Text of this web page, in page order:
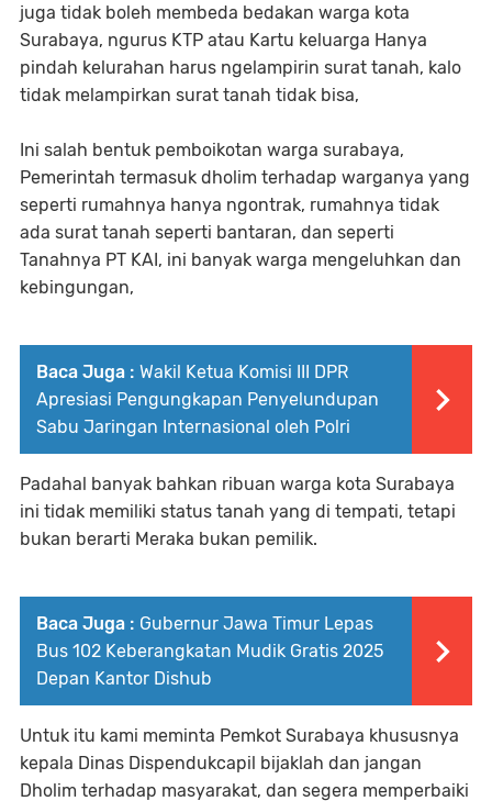
juga tidak boleh membeda bedakan warga kota
Surabaya, ngurus KTP atau Kartu keluarga Hanya
pindah kelurahan harus ngelampirin surat tanah, kalo
tidak melampirkan surat tanah tidak bisa,
Ini salah bentuk pemboikotan warga surabaya,
Pemerintah termasuk dholim terhadap warganya yang
seperti rumahnya hanya ngontrak, rumahnya tidak
ada surat tanah seperti bantaran, dan seperti
Tanahnya PT KAI, ini banyak warga mengeluhkan dan
kebingungan,
Baca Juga : Wakil Ketua Komisi III DPR
Apresiasi Pengungkapan Penyelundupan
Sabu Jaringan Internasional oleh Polri
Padahal banyak bahkan ribuan warga kota Surabaya
ini tidak memiliki status tanah yang di tempati, tetapi
bukan berarti Meraka bukan pemilik.
Baca Juga : Gubernur Jawa Timur Lepas
Bus 102 Keberangkatan Mudik Gratis 2025
Depan Kantor Dishub
Untuk itu kami meminta Pemkot Surabaya khususnya
kepala Dinas Dispendukcapil bijaklah dan jangan
Dholim terhadap masyarakat, dan segera memperbaiki